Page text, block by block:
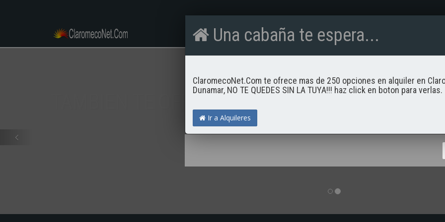
Una cabaña te espera...
ClaromecoNet.Com te ofrece mas de 250 opciones en alquiler en
Dunamar, NO TE QUEDES SIN LA TUYA!!! haz click en boton para verlas.
Ir a Alquileres
TAMBIEN TE OFRECEMOS
Todo el comercio y servicio que brinda Claromecó y
Previo